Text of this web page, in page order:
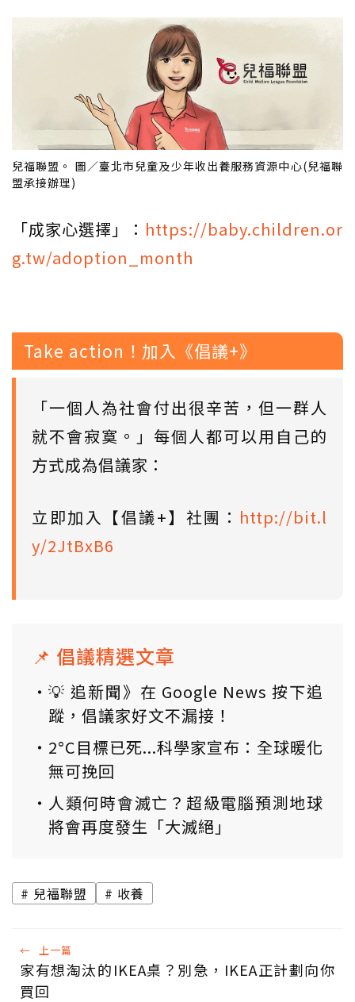
兒福聯盟。 圖／臺北市兒童及少年收出養服務資源中心(兒福聯
盟承接辦理)
「成家心選擇」： https://baby.children.or
g.tw/adoption_month
Take action！加入《倡議+》
「一個人為社會付出很辛苦，但一群人
就不會寂寞。」每個人都可以用自己的
方式成為倡議家：
立即加入【倡議+】社團： http://bit.l
y/2JtBxB6
📌 倡議精選文章
💡 追新聞》在 Google News 按下追
蹤，倡議家好文不漏接！
2°C目標已死...科學家宣布：全球暖化
無可挽回
人類何時會滅亡？超級電腦預測地球
將會再度發生「大滅絕」
兒福聯盟 收養
← 上一篇
家有想淘汰的IKEA桌？別急，IKEA正計劃向你
買回